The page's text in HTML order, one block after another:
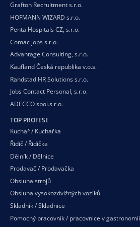
Grafton Recruitment s.r.o.
HOFMANN WIZARD s.r.o.
Penta Hospitals CZ, s.r.o.
Comac jobs s.r.o.
Advantage Consulting, s.r.o.
Kaufland Česká republika v.o.s.
Randstad HR Solutions s.r.o.
Jobs Contact Personal, s.r.o.
ADECCO spol.s r.o.
TOP PROFESE
Kuchař / Kuchařka
Řidič / Řidička
Dělník / Dělnice
Prodavač / Prodavačka
Obsluha strojů
Obsluha vysokozdvižných vozíků
Skladník / Skladnice
Pomocný pracovník / pracovnice v gastronomii